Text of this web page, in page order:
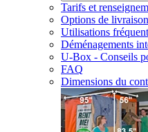
Tarifs et
Options de livraison
Utilisations
Déménagements
U-Box - Conseils
FAQ
Dimensions du